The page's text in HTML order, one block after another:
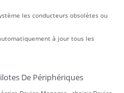
les conducteurs obsolètes ou
à jour tous les
De Périphériques